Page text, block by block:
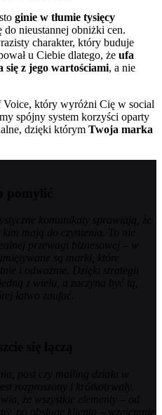
ginie w tłumie tysięcy
do nieustannej obniżki cen.
charakter, który buduje
u Ciebie dlatego, że ufa
z jego wartościami, a nie
który wyróżni Cię w social
spójny system korzyści oparty
dzięki którym Twoja marka